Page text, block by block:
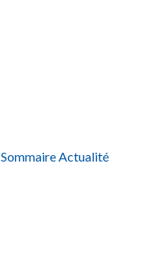
Sommaire Actualité